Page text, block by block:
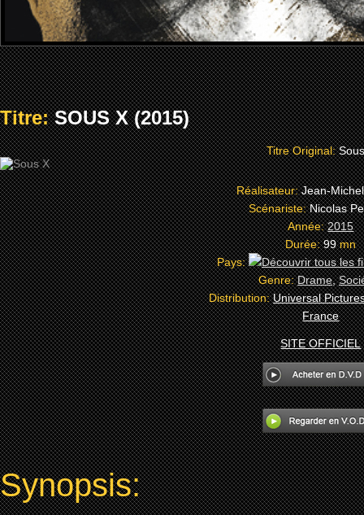
Titre:SOUS X (2015)
Titre Original:
Réalisateur:Jean-
Scénariste:Nicolas
Année:2015
Durée:99mn
Pays:
Genre:Drame,
Distribution:Universal
France
SITE OFFICIEL
Synopsis: